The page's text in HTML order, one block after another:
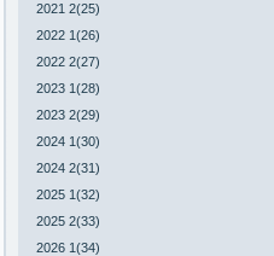
2021 2(25)
2022 1(26)
2022 2(27)
2023 1(28)
2023 2(29)
2024 1(30)
2024 2(31)
2025 1(32)
2025 2(33)
2026 1(34)